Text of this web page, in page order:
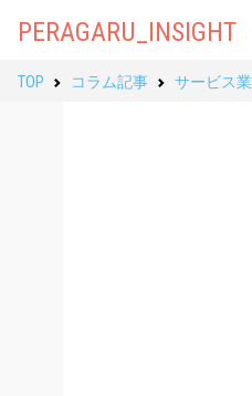
PERAGARU_INSIGHT
TOP コラム記事 サービス業